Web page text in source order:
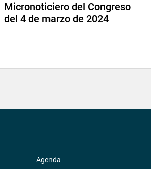
Micronoticiero del Congreso
del 4 de marzo de 2024
Agenda